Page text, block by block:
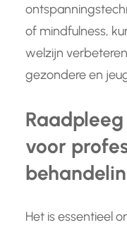
of mindfulness,
welzijn
gezondere en
voor
Het is essentieel